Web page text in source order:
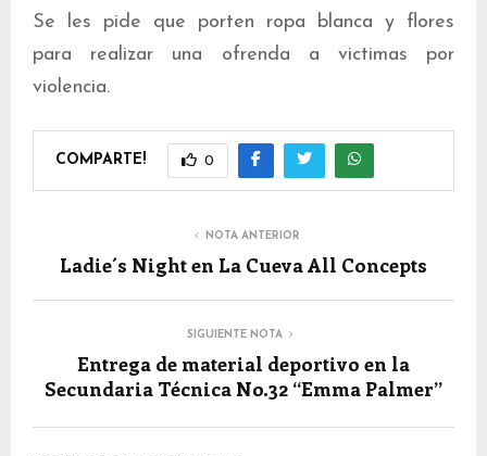
Se les pide que porten ropa blanca y flores
para realizar una ofrenda a victimas por
violencia.
COMPARTE! 0
NOTA ANTERIOR
Ladie´s Night en La Cueva All Concepts
SIGUIENTE NOTA
Entrega de material deportivo en la
Secundaria Técnica No.32 “Emma Palmer”